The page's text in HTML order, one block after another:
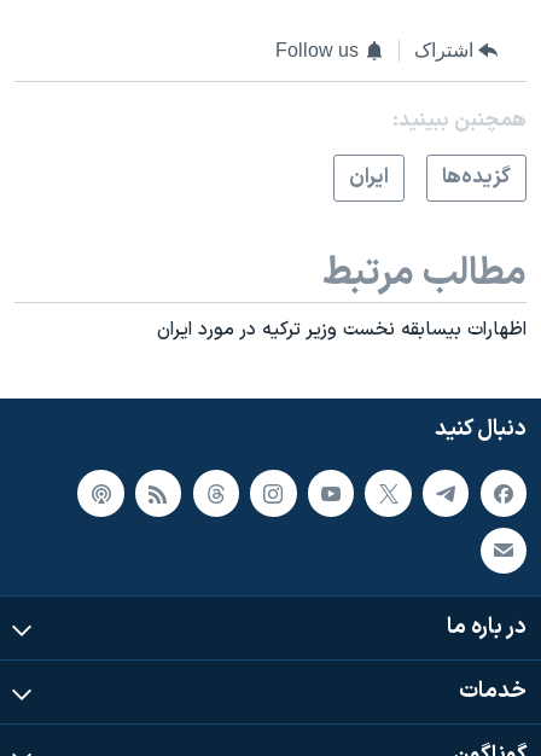
اشتراک Follow us
همچنبن ببینید:
گزيده‌ها
ايران
مطالب مرتبط
اظهارات بيسابقه نخست وزير ترکيه در مورد ايران
دنبال کنید
در باره ما
خدمات